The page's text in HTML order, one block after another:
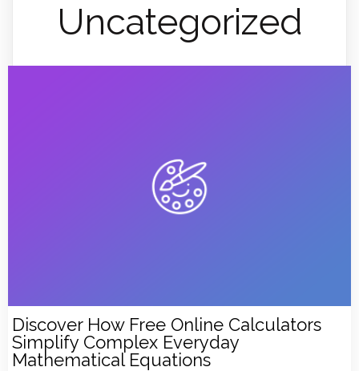
Uncategorized
Discover How Free Online Calculators
Simplify Complex Everyday
Mathematical Equations